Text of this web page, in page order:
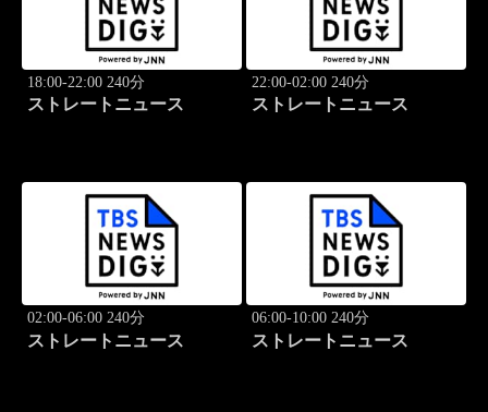
18:00-22:00 240分
ストレートニュース
22:00-02:00 240分
ストレートニュース
02:00-06:00 240分
ストレートニュース
06:00-10:00 240分
ストレートニュース